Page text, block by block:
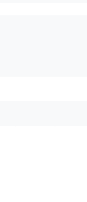
срок его